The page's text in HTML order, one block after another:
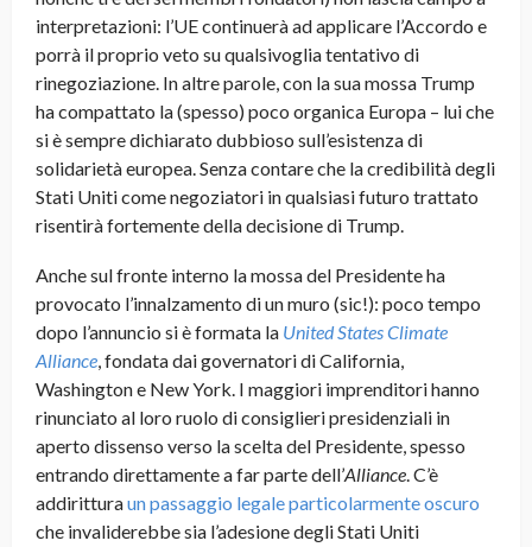
interpretazioni: l’UE continuerà ad applicare l’Accordo e
porrà il proprio veto su qualsivoglia tentativo di
rinegoziazione. In altre parole, con la sua mossa Trump
ha compattato la (spesso) poco organica Europa – lui che
si è sempre dichiarato dubbioso sull’esistenza di
solidarietà europea. Senza contare che la credibilità degli
Stati Uniti come negoziatori in qualsiasi futuro trattato
risentirà fortemente della decisione di Trump.
Anche sul fronte interno la mossa del Presidente ha
provocato l’innalzamento di un muro (sic!): poco tempo
dopo l’annuncio si è formata la United States Climate
Alliance, fondata dai governatori di California,
Washington e New York. I maggiori imprenditori hanno
rinunciato al loro ruolo di consiglieri presidenziali in
aperto dissenso verso la scelta del Presidente, spesso
entrando direttamente a far parte dell’Alliance. C’è
addiritturaun passaggio legale particolarmente oscuro
che invaliderebbe sia l’adesione degli Stati Uniti